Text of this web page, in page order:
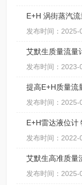
E+H 涡街蒸汽
发布时间：2025-
艾默生质量流量
发布时间：2023-
提高E+H质量流
发布时间：2025-
E+H雷达液位计
发布时间：2022-
艾默生高准质量
发布时间：2025-